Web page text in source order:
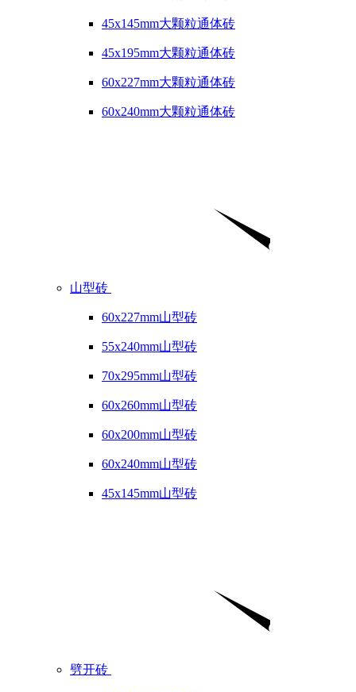
45x145mm大颗粒通体砖
45x195mm大颗粒通体砖
60x227mm大颗粒通体砖
60x240mm大颗粒通体砖
山型砖
60x227mm山型砖
55x240mm山型砖
70x295mm山型砖
60x260mm山型砖
60x200mm山型砖
60x240mm山型砖
45x145mm山型砖
劈开砖